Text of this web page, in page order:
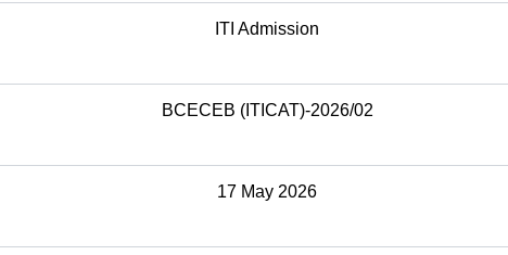
ITI Admission
BCECEB (ITICAT)-2026/02
17 May 2026